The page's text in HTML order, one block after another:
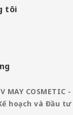
tôi
MAY COSMETIC
hoạch và Đầu